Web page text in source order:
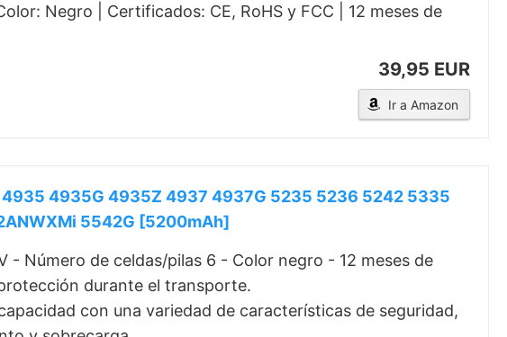
Negro | Certificados: CE, RoHS y FCC | 12 meses de
39,95 EUR
Ir a Amazon
4935G 4935Z 4937 4937G 5235 5236 5242 5335
5542G [5200mAh]
Número de celdas/pilas 6 - Color negro - 12 meses de
durante el transporte.
con una variedad de características de seguridad,